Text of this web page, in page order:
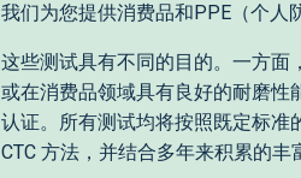
我们为您提供消费品和PPE（个人
这些测试具有不同的目的。一方面
或在消费品领域具有良好的耐磨性
认证。所有测试均将按照既定标准
CTC 方法，并结合多年来积累的丰